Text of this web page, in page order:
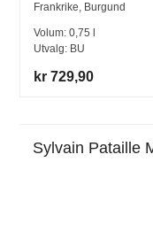
Frankrike, Burgund
Volum:0,75
Utvalg: BU
kr 729,90
Sylvain Pataille